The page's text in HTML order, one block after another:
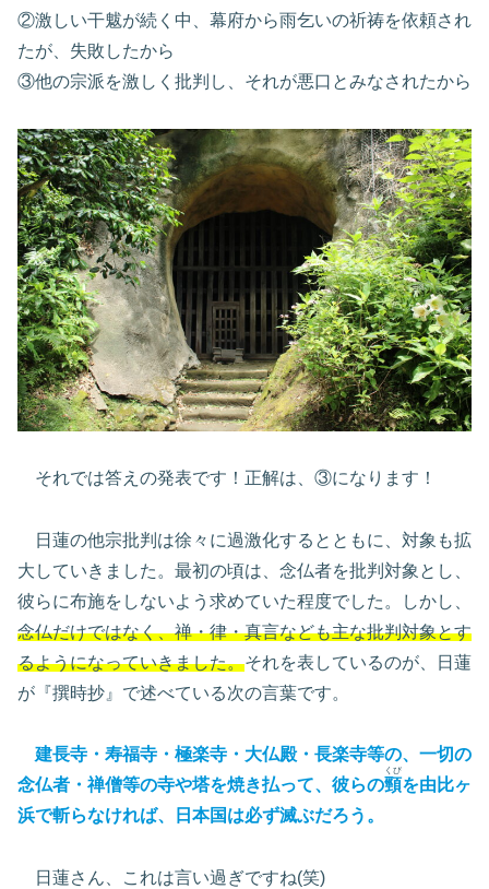
②激しい干魃が続く中、幕府から雨乞いの祈祷を依頼され
たが、失敗したから
③他の宗派を激しく批判し、それが悪口とみなされたから
それでは答えの発表です！正解は、③になります！
日蓮の他宗批判は徐々に過激化するとともに、対象も拡
大していきました。最初の頃は、念仏者を批判対象とし、
彼らに布施をしないよう求めていた程度でした。しかし、
念仏だけではなく、禅・律・真言なども主な批判対象とす
るようになっていきました。それを表しているのが、日蓮
が『撰時抄』で述べている次の言葉です。
建長寺・寿福寺・極楽寺・大仏殿・長楽寺等の、一切の
念仏者・禅僧等の寺や塔を焼き払って、彼らの頸
くび
を由比ヶ
浜で斬らなければ、日本国は必ず滅ぶだろう。
日蓮さん、これは言い過ぎですね(笑)